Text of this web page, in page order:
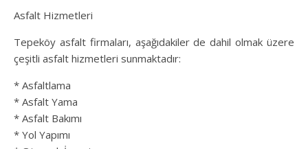
Asfalt Hizmetleri
Tepeköy asfalt firmaları, aşağıdakiler de dahil olmak üzere
çeşitli asfalt hizmetleri sunmaktadır:
* Asfaltlama
* Asfalt Yama
* Asfalt Bakımı
* Yol Yapımı